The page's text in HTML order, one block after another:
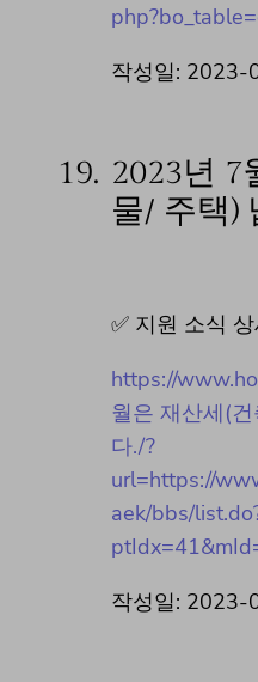
작성일: 2023-
19. 2023년 7
물/ 주택)
✅ 지원 소식
https://
월은 재산세(
다./?
url=https://
aek/bbs/
작성일: 2023-